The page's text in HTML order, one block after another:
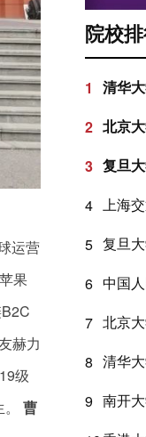
运营
果
赫力
级
曹
院校
1
清华
2 北京
3 复旦
4
5
6 中国
7 北京
8 清华
9 南开